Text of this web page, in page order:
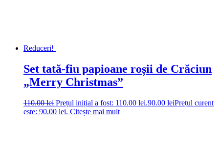
Reduceri!
Set tată-fiu papioane roșii de Crăciun
„Merry Christmas”
110.00lei Prețul inițial a fost: 110.00 lei.90.00 leiPrețul curent
este: 90.00 lei. Citește mai mult